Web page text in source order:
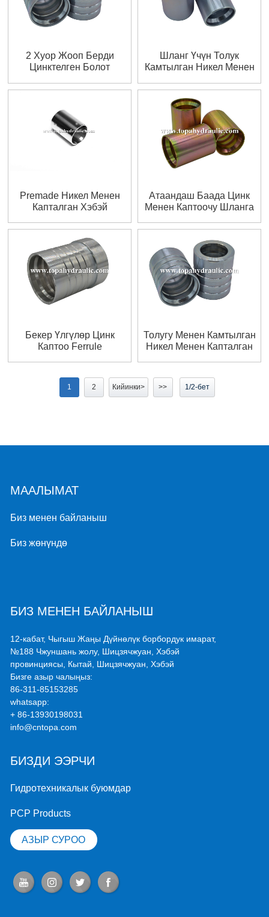
2 Хуор Жооп Берди
Цинктелген Болот
Шланг Үчүн Толук
Камтылган Никел Менен
Premade Никел Менен
Капталган Хэбэй
Атаандаш Баада Цинк
Менен Каптоочу Шланга
Бекер Үлгүлөр Цинк
Каптоо Ferrule
Толугу Менен Камтылган
Никел Менен Капталган
1 2 Кийинки> >> 1/2-бет
МААЛЫМАТ
Биз менен байланыш
Биз жөнүндө
БИЗ МЕНЕН БАЙЛАНЫШ
12-кабат, Чыгыш Жаңы Дүйнөлүк борбордук имарат,
№188 Чжуншань жолу, Шицзячжуан, Хэбэй
провинциясы, Кытай, Шицзячжуан, Хэбэй
Бизге азыр чалыңыз:
86-311-85153285
whatsapp:
+ 86-13930198031
info@cntopa.com
БИЗДИ ЭЭРЧИ
Гидротехникалык буюмдар
PCP Products
АЗЫР СУРОО